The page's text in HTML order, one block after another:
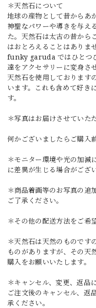
＊天然石について
地球の産物として昔からあ
神聖なパワーや導きを与え
た。天然石は太古の昔から
はおとろえることはありま
funky garuda ではひとつ
達をアクセサリーに変身さ
天然石を使用しております
います。これも含めて好き
す。
＊写真はお届けさせていた
何かございましたらご購入
＊モニター環境や光の加減
に差異が生じる場合がござ
＊商品着画等のお写真の追
ご了承ください。
＊その他の配送方法をご希
＊天然石は天然のものです
ものがありますが、その天
購入をお願いいたします。
＊キャンセル、変更、返品
ご注文後のキャンセル、返
承ください。